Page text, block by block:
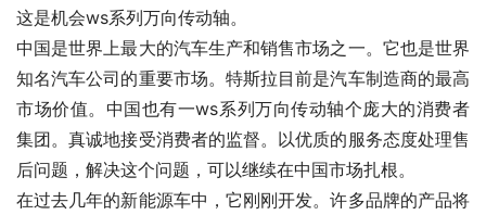
这是机会ws系列万向传动轴。
中国是世界上最大的汽车生产和销售市场之一。它也是世界
知名汽车公司的重要市场。特斯拉目前是汽车制造商的最高
市场价值。中国也有一ws系列万向传动轴个庞大的消费者
集团。真诚地接受消费者的监督。以优质的服务态度处理售
后问题，解决这个问题，可以继续在中国市场扎根。
在过去几年的新能源车中，它刚刚开发。许多品牌的产品将